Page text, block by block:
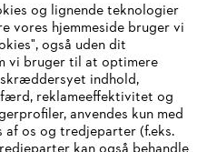
og lignende teknologier
vores hjemmeside bruger vi
også uden dit
vi bruger til at optimere
indhold,
reklameeffektivitet og
anvendes kun med
os og tredjeparter (f.eks.